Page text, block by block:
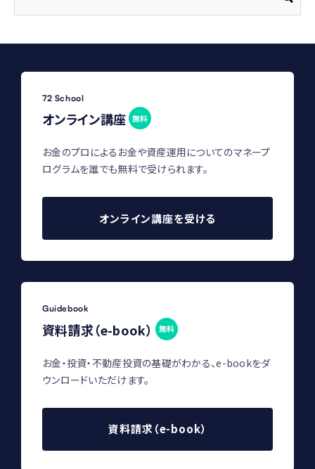
72 School
オンライン講座 無料
お金のプロによるお金や資産運用についてのマネープ
ログラムを誰でも無料で受けられます。
オンライン講座を受ける
Guidebook
資料請求（e-book） 無料
お金・投資・不動産投資の基礎がわかる、e-bookをダ
ウンロードいただけます。
資料請求（e-book）